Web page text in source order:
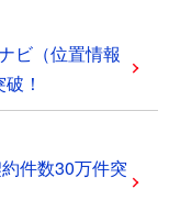
ビ（位置情報
！
件数30万件突